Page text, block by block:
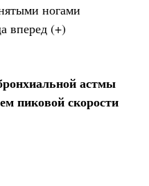
ногами
вперед (+)
астмы
пиковой скорости